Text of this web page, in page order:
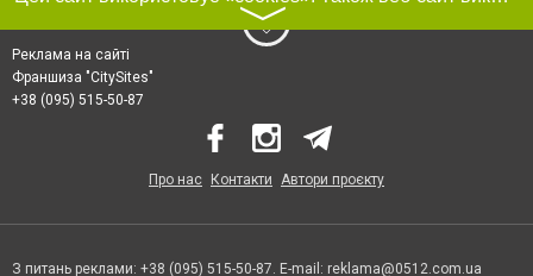
〉
Реклама на сайті
Франшиза "CitySites"
+38 (095) 515-50-87
Про нас Контакти Автори проєкту
З питань реклами: +38 (095) 515-50-87. E-mail: reklama@0512.com.ua